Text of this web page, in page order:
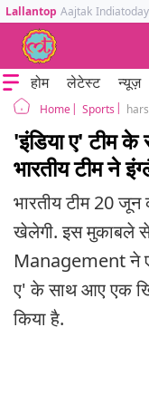
Lallantop Aajtak Indiatoday
होम लेटेस्ट न्यूज़
Home Sports
'इंडिया ए' टीम
भारतीय टीम ने
भारतीय टीम 20
खेलेगी. इस मुकाबले
Management ने
ए' के साथ आए एक
किया है.